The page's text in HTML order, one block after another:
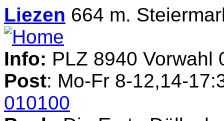
Liezen 664 m.
Info: PLZ 8940 Vorwahl
Post: Mo-Fr 8-12,14-
010100